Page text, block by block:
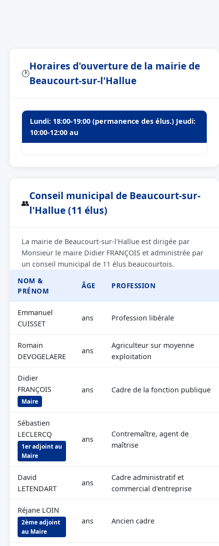
🕐
Horaires d'ouverture de la mairie de
Beaucourt-sur-l'Hallue
Lundi: 18:00-19:00 (permanence des élus.) Jeudi:
10:00-12:00 au
👥
Conseil municipal de Beaucourt-sur-
l'Hallue (11 élus)
La mairie de Beaucourt-sur-l'Hallue est dirigée par
Monsieur le maire Didier FRANÇOIS et administrée par
un conseil municipal de 11 élus beaucourtois.
NOM &
PRÉNOM
ÂGE PROFESSION
Emmanuel
CUISSET
ans Profession libérale
Romain
DEVOGELAERE
ans
Agriculteur sur moyenne
exploitation
Didier
FRANÇOIS
Maire
ans Cadre de la fonction publique
Sébastien
LECLERCQ
1er adjoint au
Maire
ans
Contremaître, agent de
maîtrise
David
LETENDART
ans
Cadre administratif et
commercial d'entreprise
Réjane LOIN
2ème adjoint
au Maire
ans Ancien cadre